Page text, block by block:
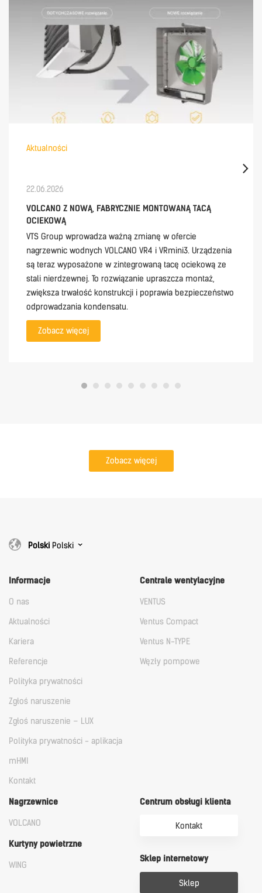
Aktualności
22.06.2026
VOLCANO Z NOWĄ, FABRYCZNIE MONTOWANĄ TACĄ
OCIEKOWĄ
VTS Group wprowadza ważną zmianę w ofercie
nagrzewnic wodnych VOLCANO VR4 i VRmini3. Urządzenia
są teraz wyposażone w zintegrowaną tacę ociekową ze
stali nierdzewnej. To rozwiązanie upraszcza montaż,
zwiększa trwałość konstrukcji i poprawia bezpieczeństwo
odprowadzania kondensatu.
Zobacz więcej
Zobacz więcej
Polski Polski
Informacje
O nas
Aktualności
Kariera
Referencje
Polityka prywatności
Zgłoś naruszenie
Zgłoś naruszenie – LUX
Polityka prywatności - aplikacja
mHMI
Kontakt
Centrale wentylacyjne
VENTUS
Ventus Compact
Ventus N-TYPE
Węzły pompowe
Nagrzewnice
VOLCANO
Kurtyny powietrzne
WING
Centrum obsługi klienta
Kontakt
Sklep internetowy
Sklep